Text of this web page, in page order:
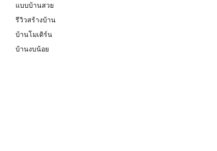
แบบบ้านสวย
รีวิวสร้างบ้าน
บ้านโมเดิร์น
บ้านงบน้อย